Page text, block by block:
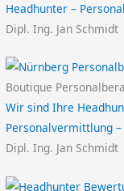
Headhunter –
Dipl. Ing. Jan Schmidt
Boutique
Wir sind Ihre
Personalvermittlung
Dipl. Ing. Jan Schmidt